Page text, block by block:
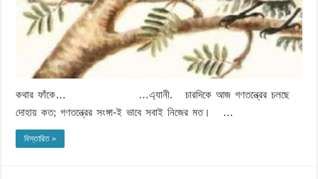
কথার ফাঁকে… …এ্যানী. চারদিকে আজ গণতন্ত্রের চলছে
দোহায় কত; গণতন্ত্রের সংঙ্গা-ই ভাবে সবাই নিজের মত। …
বিস্তারিত »